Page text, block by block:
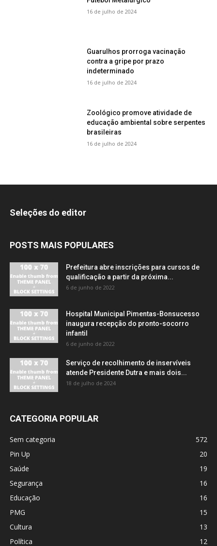
16 de julho de 2024
Guarulhos prorroga vacinação
contra a gripe por prazo
indeterminado
16 de julho de 2024
Zoológico promove atividade de
educação ambiental sobre serpentes
brasileiras
16 de julho de 2024
Seleções do editor
POSTS MAIS POPULARES
Prefeitura abre inscrições para cursos de
qualificação a partir da próxima...
6 de junho de 2022
Hospital Municipal Pimentas-Bonsucesso
inaugura recepção do pronto-socorro
infantil
6 de junho de 2022
Serviço de recolhimento de inservíveis
atende Presidente Dutra e mais dois...
18 de julho de 2024
CATEGORIA POPULAR
Sem categoria
572
Pin Up
20
Saúde
19
Segurança
16
Educação
16
PMG
15
Cultura
13
Política
12